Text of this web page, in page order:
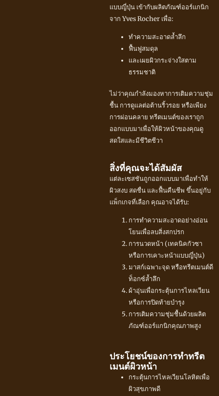
แบบญี่ปุ่น เข้ากับผลิตภัณฑ์ออร์แกนิก
จาก Yves Rocher เพื่อ:
ทำความสะอาดล้ำลึก
ฟื้นฟูสมดุล
และเผยผิวกระจ่างใสตาม
ธรรมชาติ
ไม่ว่าคุณกำลังมองหาการเติมความชุ่ม
ชื้น การดูแลต่อต้านริ้วรอย หรือเพียง
การผ่อนคลาย ทรีตเมนต์ของเราถูก
ออกแบบมาเพื่อให้ผิวหน้าของคุณดู
สดใสและมีชีวิตชีวา
สิ่งที่คุณจะได้สัมผัส
แต่ละเซสชันถูกออกแบบมาเพื่อทำให้
ผิวสงบ สดชื่น และฟื้นคืนชีพ ขึ้นอยู่กับ
แพ็กเกจที่เลือก คุณอาจได้รับ:
การทำความสะอาดอย่างอ่อน
โยนเพื่อลบสิ่งสกปรก
การนวดหน้า (เทคนิคกัวซา
หรือการเคาะหน้าแบบญี่ปุ่น)
มาสก์เฉพาะจุด หรือทรีตเมนต์ดี
ท็อกซ์ล้ำลึก
ผ้าอุ่นเพื่อกระตุ้นการไหลเวียน
หรือการปิดท้ายบำรุง
การเติมความชุ่มชื้นด้วยผลิต
ภัณฑ์ออร์แกนิกคุณภาพสูง
ประโยชน์ของการทำทรีต
เมนต์ผิวหน้า
กระตุ้นการไหลเวียนโลหิตเพื่อ
ผิวสุขภาพดี